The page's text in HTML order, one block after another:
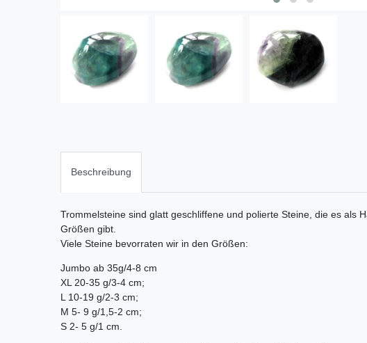
Beschreibung
Trommelsteine sind glatt geschliffene und polierte Steine, die es als
Größen gibt.
Viele Steine bevorraten wir in den Größen:
Jumbo ab 35g/4-8 cm
XL 20-35 g/3-4 cm;
L 10-19 g/2-3 cm;
M 5- 9 g/1,5-2 cm;
S 2- 5 g/1 cm.